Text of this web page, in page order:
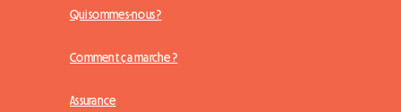
Qui sommes-nous ?
Comment ça marche ?
Assurance